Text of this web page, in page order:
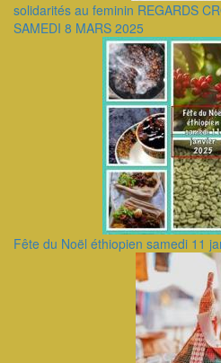
solidarités au feminin REGARDS
SAMEDI 8 MARS 2025
Fête du Noël éthiopien samedi 11